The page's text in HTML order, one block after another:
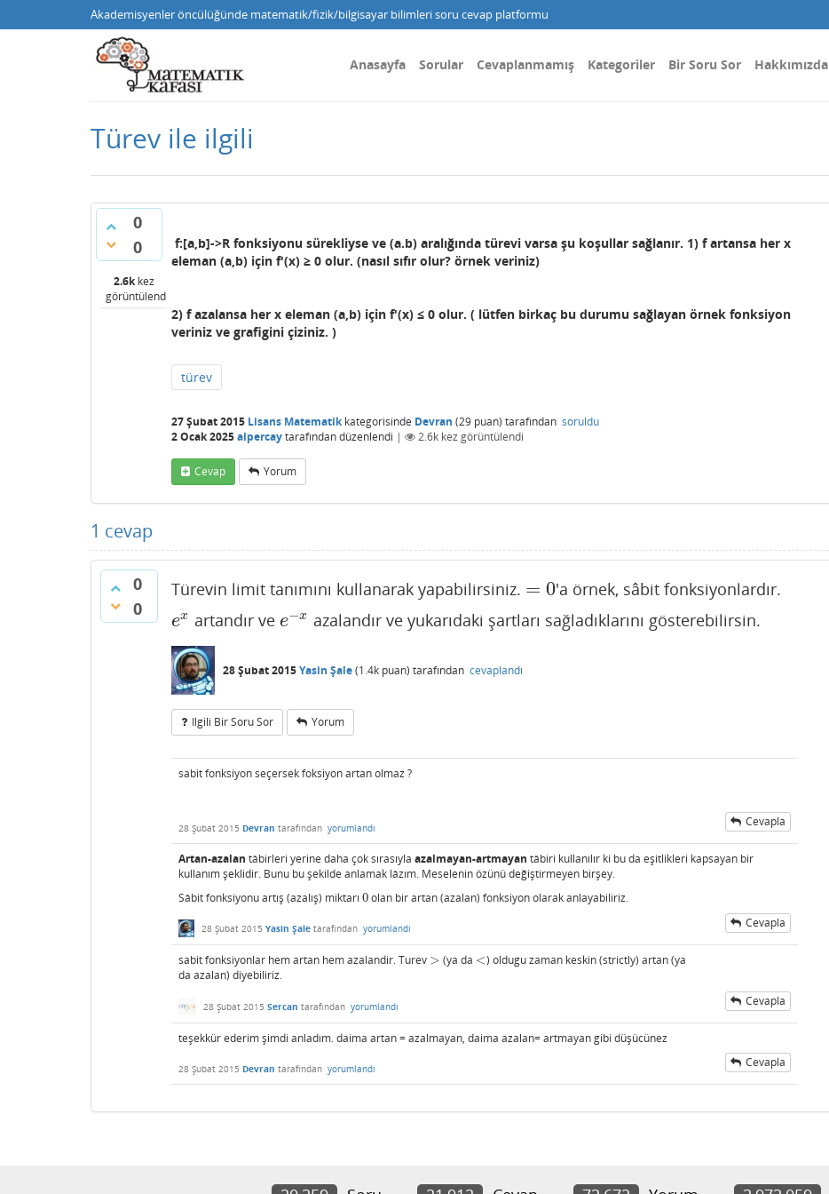
Akademisyenler öncülüğünde matematik/fizik/bilgisayar bilimleri soru cevap platformu
Anasayfa Sorular Cevaplanmamış Kategoriler Bir Soru Sor Hakkımızda
Türev ile ilgili
0
0
2.6kkez
görüntülendi
f:[a,b]->R fonksiyonu sürekliyse ve (a.b) aralığında türevi varsa şu koşullar sağlanır. 1) f artansa her x
eleman (a,b) için f'(x) ≥ 0 olur. (nasıl sıfır olur? örnek veriniz)
2) f azalansa her x eleman (a,b) için f'(x) ≤ 0 olur. ( lütfen birkaç bu durumu sağlayan örnek fonksiyon
veriniz ve grafigini çiziniz. )
türev
27 Şubat 2015 Lisans Matematikkategorisinde Devran (29 puan) tarafından soruldu
2 Ocak 2025alpercaytarafındandüzenlendi | 2.6k kez görüntülendi
Cevap Yorum
1 cevap
0
0
Türevin limit tanımını kullanarak yapabilirsiniz. = 0
=0 'a örnek, sâbit fonksiyonlardır.
ex
ex artandır ve e−x
e−x azalandır ve yukarıdaki şartları sağladıklarını gösterebilirsin.
28 Şubat 2015Yasin Şale(1.4k puan) tarafından cevaplandı
Ilgili Bir Soru Sor Yorum
sabit fonksiyon seçersek foksiyon artan olmaz ?
28 Şubat 2015 Devran tarafından yorumlandı Cevapla
Artan-azalan tâbirleri yerine daha çok sırasıyla azalmayan-artmayan tâbiri kullanılır ki bu da eşitlikleri kapsayan bir
kullanım şeklidir. Bunu bu şekilde anlamak lâzım. Meselenin özünü değiştirmeyen birşey.
Sâbit fonksiyonu artış (azalış) miktarı 0
0olan bir artan (azalan) fonksiyon olarak anlayabiliriz.
28 Şubat 2015 Yasin Şale tarafından yorumlandı Cevapla
sabit fonksiyonlar hem artan hem azalandir. Turev >
> (ya da <
< ) oldugu zaman keskin (strictly) artan (ya
da azalan) diyebiliriz.
28 Şubat 2015 Sercan tarafından yorumlandı Cevapla
teşekkür ederim şimdi anladım. daima artan = azalmayan, daima azalan= artmayan gibi düşücünez
28 Şubat 2015 Devran tarafından yorumlandı Cevapla